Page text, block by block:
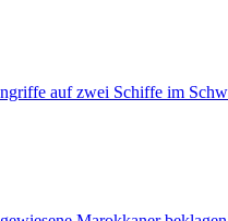
auf zwei Schiffe im